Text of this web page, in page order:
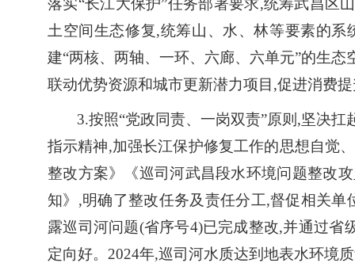
落实“长江大保护”任务部署要求,统筹武昌区
土空间生态修复,统筹山、水、林等要素的
建“两核、两轴、一环、六廊、六单元”的生态
联动优势资源和城市更新潜力项目,促进消费
3.按照“党政同责、一岗双责”原则,坚决
指示精神,加强长江保护修复工作的思想自觉
整改方案》《巡司河武昌段水环境问题整改
知》,明确了整改任务及责任分工,督促相关
露巡司河问题(省序号4)已完成整改,并通过省
定向好。2024年,巡司河水质达到地表水环境